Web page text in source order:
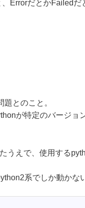
ErrorだとかFailed
とのこと。
が特定のバージョ
うえで、使用する
系でしか動かな